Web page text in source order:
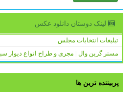
لینک دوستان دانلود عكس
تبلیغات انتخابات مجلس
مستر گرین وال | مجری و طراح انواع دیوار
پربیننده ترین ها